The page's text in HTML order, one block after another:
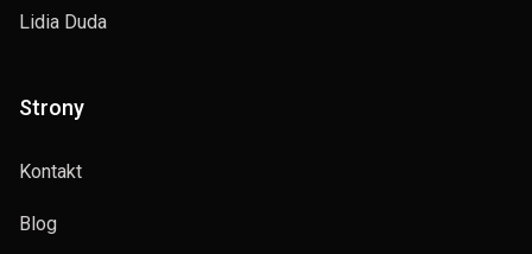
Lidia Duda
Strony
Kontakt
Blog